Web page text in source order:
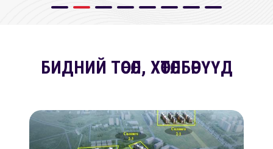
БИДНИЙ ТӨСӨЛ, ХӨТӨЛБӨРҮҮД